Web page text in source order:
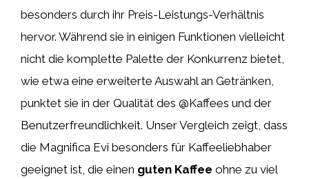
besonders durch ihr Preis-Leistungs-Verhältnis
hervor. Während sie in einigen Funktionen vielleicht
nicht die komplette Palette der Konkurrenz bietet,
wie etwa eine erweiterte Auswahl an Getränken,
punktet sie in der Qualität des @Kaffees und der
Benutzerfreundlichkeit. Unser Vergleich zeigt, dass
die Magnifica Evi besonders für Kaffeeliebhaber
geeignet ist, die einen guten Kaffee ohne zu viel